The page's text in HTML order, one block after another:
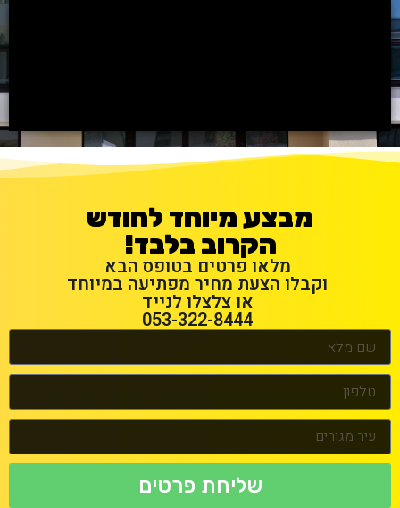
מבצע מיוחד לחודש
הקרוב בלבד!
מלאו פרטים בטופס הבא
וקבלו הצעת מחיר מפתיעה במיוחד
או צלצלו לנייד
053-322-8444
שליחת פרטים